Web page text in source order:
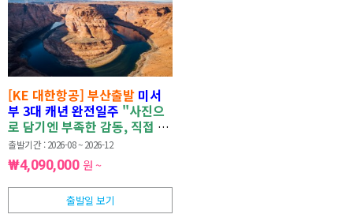
[KE 대한항공] 부산출발 미서
부 3대 캐년 완전일주 "사진으
로 담기엔 부족한 감동, 직접 마
주하는 미서부 캐년"
출발기간 : 2026-08 ~ 2026-12
₩4,090,000 원 ~
출발일 보기